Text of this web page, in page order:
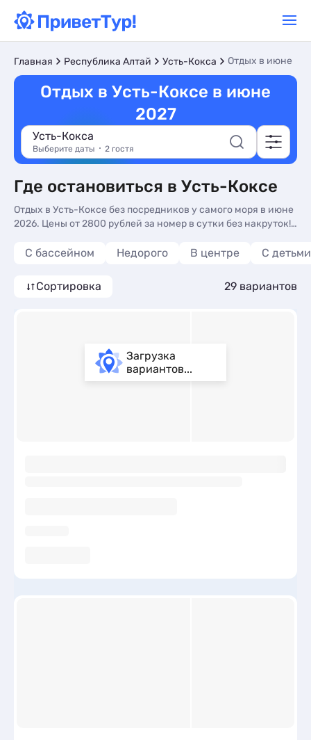
Главная Республика Алтай Усть-Кокса Отдых в июне
Отдых в Усть-Коксе в июне
2027
Усть-Кокса
Выберите даты 2 гостя
Где остановиться в Усть-Коксе
Отдых в Усть-Коксе без посредников у самого моря в июне
2026. Цены от 2800 рублей за номер в сутки без накруток!
С бассейном Недорого В центре С детьми
Сортировка 29 вариантов
Загрузка
вариантов...